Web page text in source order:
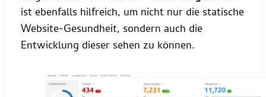
ist ebenfalls hilfreich, um nicht nur die statische
Website-Gesundheit, sondern auch die
Entwicklung dieser sehen zu können.